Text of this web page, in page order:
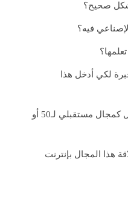
صحيح؟
فيه؟
لكي أدخل هذا
هل تنصحوني بدخول هذا المجال كمجال مستقبلي لـ50 أو
هذا المجال بإنترنت